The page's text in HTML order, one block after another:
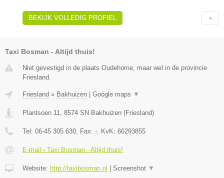
BEKIJK VOLLEDIG PROFIEL
Taxi Bosman - Altijd thuis!
Niet gevestigd in de plaats Oudehorne, maar wel in de provincie
Friesland.
Friesland » Bakhuizen Google maps ▼
Plantsoen 11, 8574 SN Bakhuizen (Friesland)
Tel: 06-45 305 630, Fax: -, KvK: 66293855
E-mail › Taxi Bosman - Altijd thuis!
Website: http://taxibosman.nl Screenshot ▼